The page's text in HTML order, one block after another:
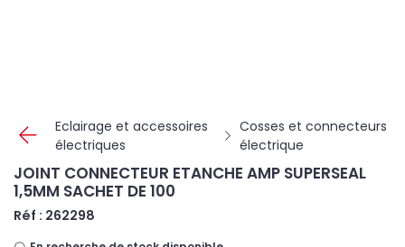
Eclairage et accessoires
électriques
Cosses et connecteurs
électrique
JOINT CONNECTEUR ETANCHE AMP SUPERSEAL
1,5MM SACHET DE 100
Réf : 262298